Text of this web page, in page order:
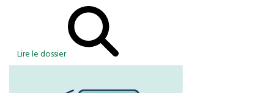
Lire le dossier